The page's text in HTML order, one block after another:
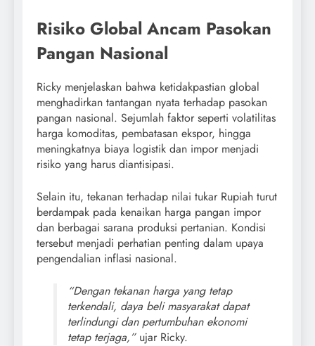
Risiko Global Ancam Pasokan
Pangan Nasional
Ricky menjelaskan bahwa ketidakpastian global
menghadirkan tantangan nyata terhadap pasokan
pangan nasional. Sejumlah faktor seperti volatilitas
harga komoditas, pembatasan ekspor, hingga
meningkatnya biaya logistik dan impor menjadi
risiko yang harus diantisipasi.
Selain itu, tekanan terhadap nilai tukar Rupiah turut
berdampak pada kenaikan harga pangan impor
dan berbagai sarana produksi pertanian. Kondisi
tersebut menjadi perhatian penting dalam upaya
pengendalian inflasi nasional.
“Dengan tekanan harga yang tetap
terkendali, daya beli masyarakat dapat
terlindungi dan pertumbuhan ekonomi
tetap terjaga,”ujar Ricky.